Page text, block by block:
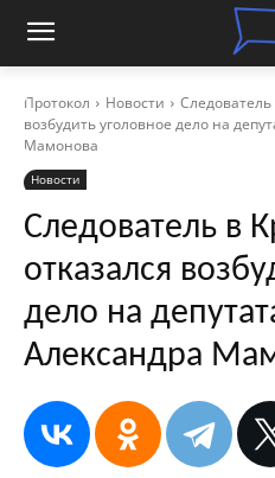
Протокол Новости
Следователь
возбудить уголовное дело на
Мамонова
Новости
Следователь в
отказался
дело на
Александра